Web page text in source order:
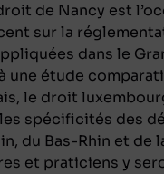
de Nancy est
sur la
dans le
une étude
le droit
spécificités des
du Bas-Rhin et de
et praticiens y